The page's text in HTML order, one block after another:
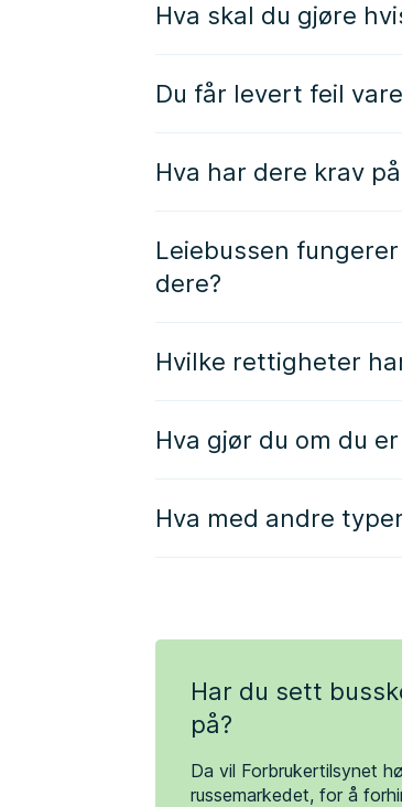
Hva skal du gjøre
Du får levert feil
Hva har dere krav
Leiebussen
dere?
Hvilke rettigheter
Hva gjør du om du
Hva med andre
Har du sett
på?
Da vil Forbrukertilsynet
russemarkedet, for å